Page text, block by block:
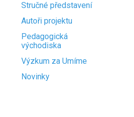
Stručné představení
Autoři projektu
Pedagogická
východiska
Výzkum za Umíme
Novinky